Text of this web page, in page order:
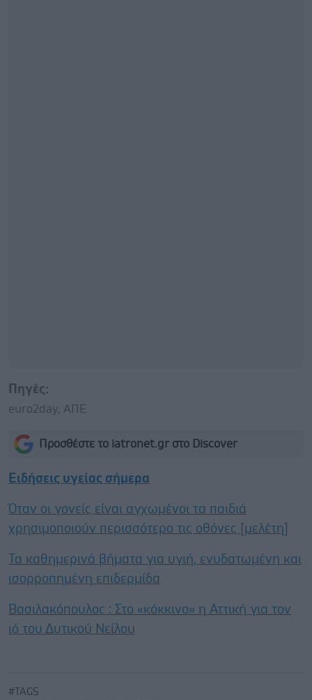
Πηγές:
euro2day, ΑΠΕ
Προσθέστε το iatronet.gr στο Discover
Ειδήσεις υγείας σήμερα
Όταν οι γονείς είναι αγχωμένοι τα παιδιά
χρησιμοποιούν περισσότερο τις οθόνες [μελέτη]
Τα καθημερινά βήματα για υγιή, ενυδατωμένη και
ισορροπημένη επιδερμίδα
Βασιλακόπουλος : Στο «κόκκινο» η Αττική για τον
ιό του Δυτικού Νείλου
#TAGS